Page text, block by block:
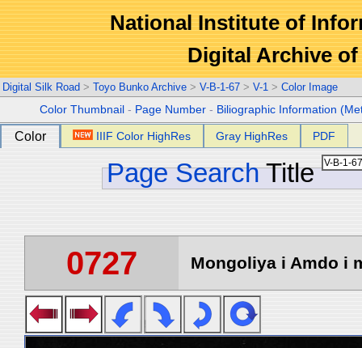
National Institute of
Digital Archive
Digital Silk Road > Toyo Bunko Archive > V-B-1-67 > V-1 > Color Image
Color Thumbnail - Page Number - Biliographic Information
Color IIIF Color HighRes Gray HighRes PDF
Page Search Title
0727 Mongoliya i Amdo i